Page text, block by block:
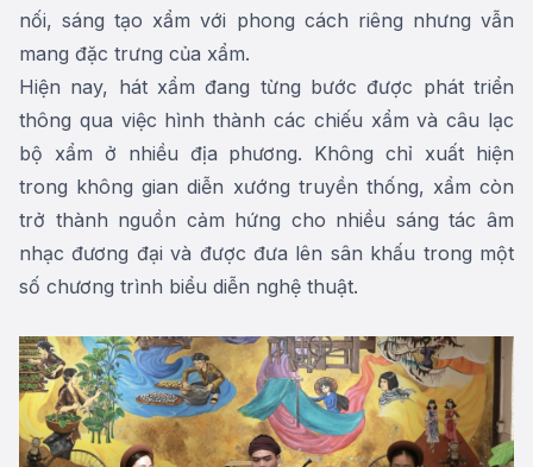
nối, sáng tạo xẩm với phong cách riêng nhưng vẫn
mang đặc trưng của xẩm.
Hiện nay, hát xẩm đang từng bước được phát triển
thông qua việc hình thành các chiếu xẩm và câu lạc
bộ xẩm ở nhiều địa phương. Không chỉ xuất hiện
trong không gian diễn xướng truyền thống, xẩm còn
trở thành nguồn cảm hứng cho nhiều sáng tác âm
nhạc đương đại và được đưa lên sân khấu trong một
số chương trình biểu diễn nghệ thuật.